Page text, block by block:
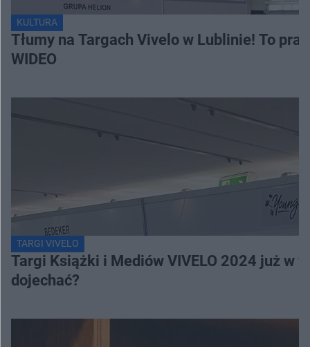
KULTURA
Tłumy na Targach Vivelo w Lublinie! To
WIDEO
TARGI VIVELO
Targi Książki i Mediów VIVELO 2024 już w
dojechać?